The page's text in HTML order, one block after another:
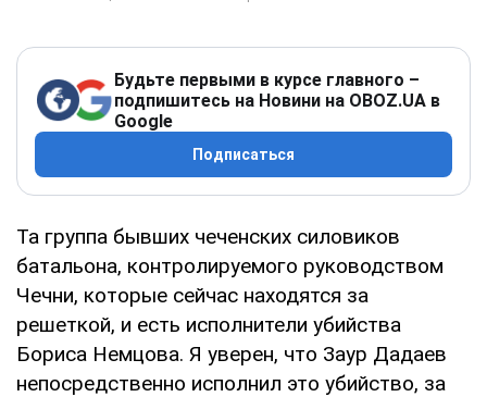
Будьте первыми в курсе главного –
подпишитесь на Новини на OBOZ.UA в
Google
Подписаться
Та группа бывших чеченских силовиков
батальона, контролируемого руководством
Чечни, которые сейчас находятся за
решеткой, и есть исполнители убийства
Бориса Немцова. Я уверен, что Заур Дадаев
непосредственно исполнил это убийство, за